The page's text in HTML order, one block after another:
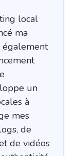
local
ma
également
un
à
mes
de
de vidéos